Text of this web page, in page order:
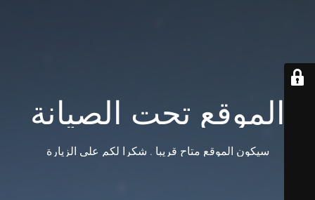
الموقع تحت الصيانة
سيكون الموقع متاح قريبا . شكرا لكم على الزيارة